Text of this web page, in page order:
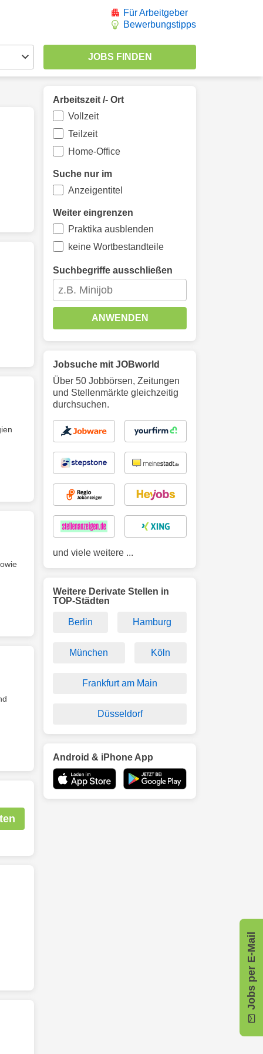
Für Arbeitgeber
Bewerbungstipps
Jobs per E-Mail
Arbeitszeit /- Ort
Vollzeit
Teilzeit
Home-Office
Suche nur im
Anzeigentitel
Weiter eingrenzen
Praktika ausblenden
keine Wortbestandteile
Suchbegriffe ausschließen
ANWENDEN
Jobsuche mit JOBworld
Über 50 Jobbörsen, Zeitungen
und Stellenmärkte gleichzeitig
durchsuchen.
und viele weitere ...
Weitere Derivate Stellen in
TOP-Städten
Berlin Hamburg
München Köln
Frankfurt am Main
Düsseldorf
Android & iPhone App